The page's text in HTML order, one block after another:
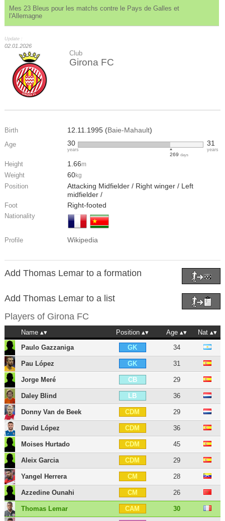
Mes 23 Bleus pour les matchs contre le Pays de Galles et
l'Allemagne
Update :
02.01.2026
Club
Girona FC
Birth 12.11.1995 (Baie-Mahault)
Age 30
years
269days
31
years
Height 1.66m
Weight 60kg
Position
Attacking Midfielder / Right winger / Left
midfielder /
Foot Right-footed
Nationality
Profile Wikipedia
Add Thomas Lemar to a formation
Add Thomas Lemar to a list
Players of Girona FC
Name Position Age
Nat
Paulo Gazzaniga
GK 34
Pau López GK 31
Jorge Meré CB 29
Daley Blind LB 36
Donny Van de Beek CDM 29
David López CDM 36
Moises Hurtado CDM 45
Aleix Garcia CDM 29
Yangel Herrera CM 28
Azzedine Ounahi CM 26
Thomas Lemar CAM 30